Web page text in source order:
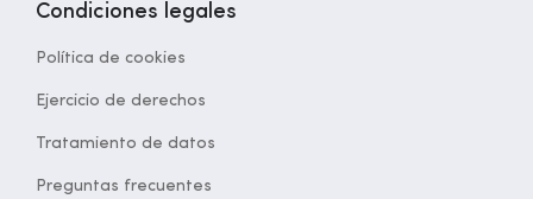
Condiciones legales
Política de cookies
Ejercicio de derechos
Tratamiento de datos
Preguntas frecuentes